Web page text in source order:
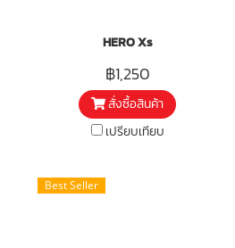
HERO Xs
฿1,250
สั่งซื้อสินค้า
เปรียบเทียบ
Best Seller